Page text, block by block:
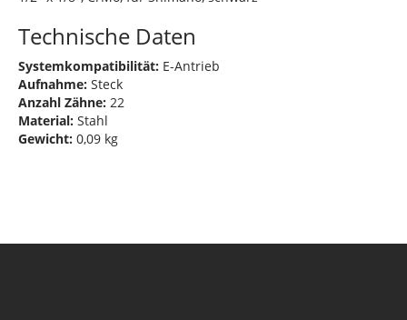
Technische Daten
Systemkompatibilität: E-Antrieb
Aufnahme: Steck
Anzahl Zähne: 22
Material: Stahl
Gewicht: 0,09 kg